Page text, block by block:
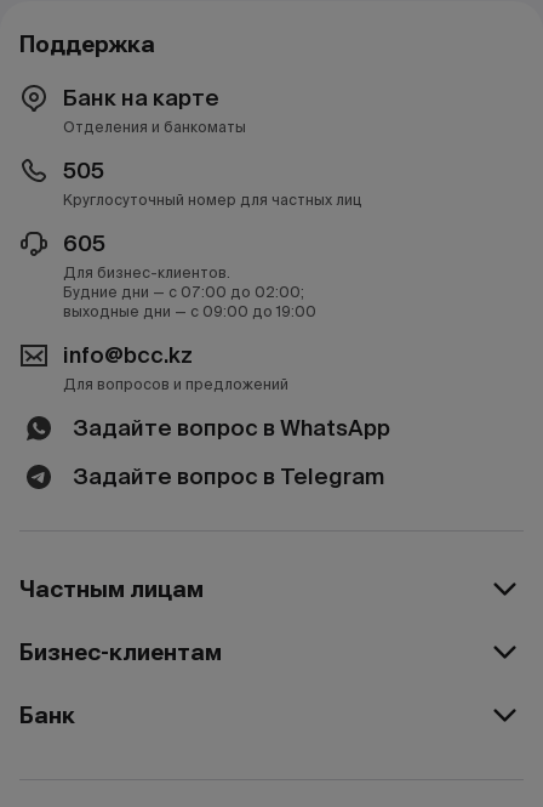
Поддержка
Банк на карте
Отделения и банкоматы
505
Круглосуточный номер для частных лиц
605
Для бизнес-клиентов.
Будние дни — с 07:00 до 02:00;
выходные дни — с 09:00 до 19:00
info@bcc.kz
Для вопросов и предложений
Задайте вопрос в WhatsApp
Задайте вопрос в Telegram
Частным лицам
Бизнес-клиентам
Банк